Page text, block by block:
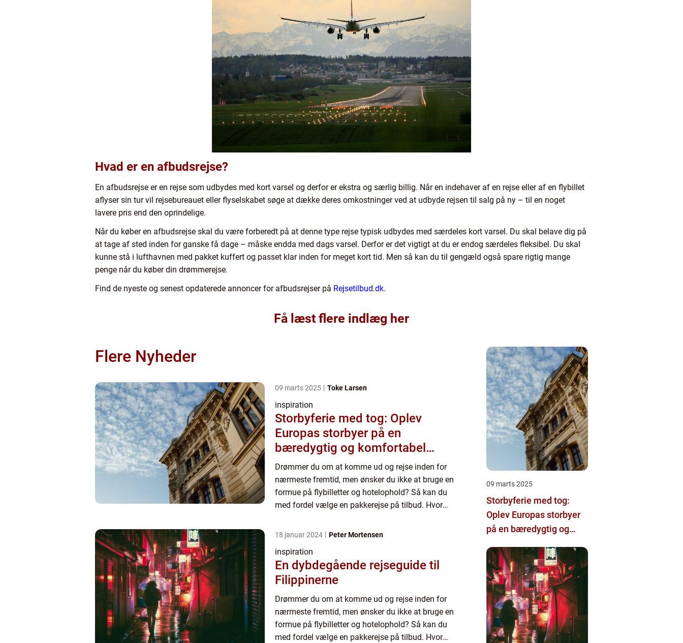
Hvad er en afbudsrejse?
En afbudsrejse er en rejse som udbydes med kort varsel og derfor er ekstra og særlig billig. Når en indehaver af en rejse eller af en flybillet
aflyser sin tur vil rejsebureauet eller flyselskabet søge at dække deres omkostninger ved at udbyde rejsen til salg på ny – til en noget
lavere pris end den oprindelige.
Når du køber en afbudsrejse skal du være forberedt på at denne type rejse typisk udbydes med særdeles kort varsel. Du skal belave dig på
at tage af sted inden for ganske få dage – måske endda med dags varsel. Derfor er det vigtigt at du er endog særdeles fleksibel. Du skal
kunne stå i lufthavnen med pakket kuffert og passet klar inden for meget kort tid. Men så kan du til gengæld også spare rigtig mange
penge når du køber din drømmerejse.
Find de nyeste og senest opdaterede annoncer for afbudsrejser på Rejsetilbud.dk.
Få læst flere indlæg her
Flere Nyheder
09 marts 2025 Toke Larsen
inspiration
Storbyferie med tog: Oplev
Europas storbyer på en
bæredygtig og komfortabel
måde
Drømmer du om at komme ud og rejse inden for
nærmeste fremtid, men ønsker du ikke at bruge en
formue på flybilletter og hotelophold? Så kan du
med fordel vælge en pakkerejse på tilbud. Hvor
flyselskaber...
18 januar 2024 Peter Mortensen
inspiration
En dybdegående rejseguide til
Filippinerne
Drømmer du om at komme ud og rejse inden for
nærmeste fremtid, men ønsker du ikke at bruge en
formue på flybilletter og hotelophold? Så kan du
med fordel vælge en pakkerejse på tilbud. Hvor
09 marts 2025
Storbyferie med tog:
Oplev Europas storbyer
på en bæredygtig og